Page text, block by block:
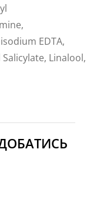
EDTA,
Linalool,